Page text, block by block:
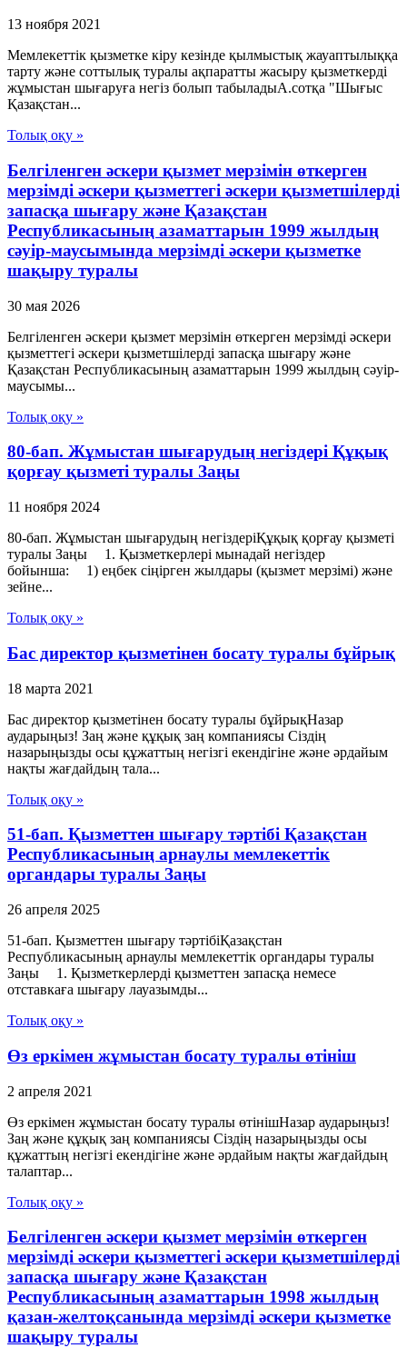
13 ноября 2021
Мемлекеттік қызметке кіру кезінде қылмыстық жауаптылыққа
тарту және соттылық туралы ақпаратты жасыру қызметкерді
жұмыстан шығаруға негіз болып табыладыА.сотқа "Шығыс
Қазақстан...
Толық оқу »
Белгіленген әскери қызмет мерзімін өткерген
мерзімді әскери қызметтегі әскери қызметшілерді
запасқа шығару және Қазақстан
Республикасының азаматтарын 1999 жылдың
сәуір-маусымында мерзімді әскери қызметке
шақыру туралы
30 мая 2026
Белгіленген әскери қызмет мерзімін өткерген мерзімді әскери
қызметтегі әскери қызметшілерді запасқа шығару және
Қазақстан Республикасының азаматтарын 1999 жылдың сәуір-
маусымы...
Толық оқу »
80-бап. Жұмыстан шығарудың негіздері Құқық
қорғау қызметі туралы Заңы
11 ноября 2024
80-бап. Жұмыстан шығарудың негіздеріҚұқық қорғау қызметі
туралы Заңы 1. Қызметкерлері мынадай негіздер
бойынша: 1) еңбек сіңірген жылдары (қызмет мерзімі) және
зейне...
Толық оқу »
Бас директор қызметінен босату туралы бұйрық
18 марта 2021
Бас директор қызметінен босату туралы бұйрықНазар
аударыңыз! Заң және құқық заң компаниясы Сіздің
назарыңызды осы құжаттың негізгі екендігіне және әрдайым
нақты жағдайдың тала...
Толық оқу »
51-бап. Қызметтен шығару тәртібі Қазақстан
Республикасының арнаулы мемлекеттік
органдары туралы Заңы
26 апреля 2025
51-бап. Қызметтен шығару тәртібіҚазақстан
Республикасының арнаулы мемлекеттік органдары туралы
Заңы 1. Қызметкерлерді қызметтен запасқа немесе
отставкаға шығару лауазымды...
Толық оқу »
Өз еркімен жұмыстан босату туралы өтініш
2 апреля 2021
Өз еркімен жұмыстан босату туралы өтінішНазар аударыңыз!
Заң және құқық заң компаниясы Сіздің назарыңызды осы
құжаттың негізгі екендігіне және әрдайым нақты жағдайдың
талаптар...
Толық оқу »
Белгiленген әскери қызмет мерзiмiн өткерген
мерзiмдi әскери қызметтегi әскери қызметшiлердi
запасқа шығару және Қазақстан
Республикасының азаматтарын 1998 жылдың
қазан-желтоқсанында мерзiмдi әскери қызметке
шақыру туралы